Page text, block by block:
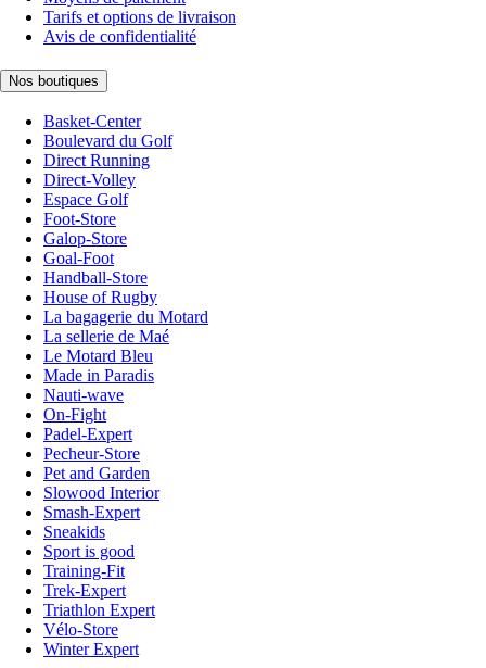
Tarifs et options de livraison
Avis de confidentialité
Nos boutiques
Basket-Center
Boulevard du Golf
Direct Running
Direct-Volley
Espace Golf
Foot-Store
Galop-Store
Goal-Foot
Handball-Store
House of Rugby
La bagagerie du Motard
La sellerie de Maé
Le Motard Bleu
Made in Paradis
Nauti-wave
On-Fight
Padel-Expert
Pecheur-Store
Pet and Garden
Slowood Interior
Smash-Expert
Sneakids
Sport is good
Training-Fit
Trek-Expert
Triathlon Expert
Vélo-Store
Winter Expert